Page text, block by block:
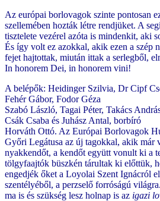
Az európai borlovagok szinte pontosan
szellemében hozták létre rendjüket. A
tisztelete vezérel azóta is mindenkit, aki
És így volt ez azokkal, akik ezen a szép
fejet hajtottak, miután ittak a serlegből,
In honorem Dei, in honorem vini!
A belépők: Heidinger Szilvia, Dr Cipf
Fehér Gábor, Fodor Géza
Szabó László, Tagai Péter, Takács
Csák Csaba és Juhász Antal, borbíró
Horváth Ottó. Az Európai Borlovagok
Győri Legátusa az új tagokkal, akik már
nyakkendőt, a kendőt együtt vonult ki a
tölgyfaajtók büszkén tárultak ki előttük,
engedjék őket a Loyolai Szent Ignácról
szentélyéből, a perzselő forróságú
ma is és szükség lesz holnap is az igazi